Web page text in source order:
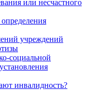
или несчастного
учреждений
социальной
инвалидность?